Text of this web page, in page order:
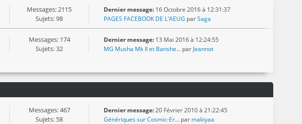
Messages: 2115
Sujets: 98
Dernier message: 16 Octobre 2016 à 12:31:37
PAGES FACEBOOK DE L'AEUG parSaga
Messages: 174
Sujets: 32
Dernier message: 13 Mai 2016 à 12:24:55
MG Musha Mk II et Banshe... par Jeannot
Messages: 467
Sujets: 58
Dernier message:20 Février 2010 à 21:22:45
Génériques sur Cosmic-Er... par makiyaa